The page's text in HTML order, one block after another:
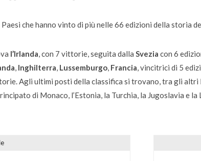
che hanno vinto di più nelle 66 edizioni della storia
l’Irlanda, con 7 vittorie, seguita dalla Svezia con 6
, Inghilterra, Lussemburgo, Francia, vincitrici di 5
Agli ultimi posti della classifica si trovano, tra gli altri
di Monaco, l’Estonia, la Turchia, la Jugoslavia e la